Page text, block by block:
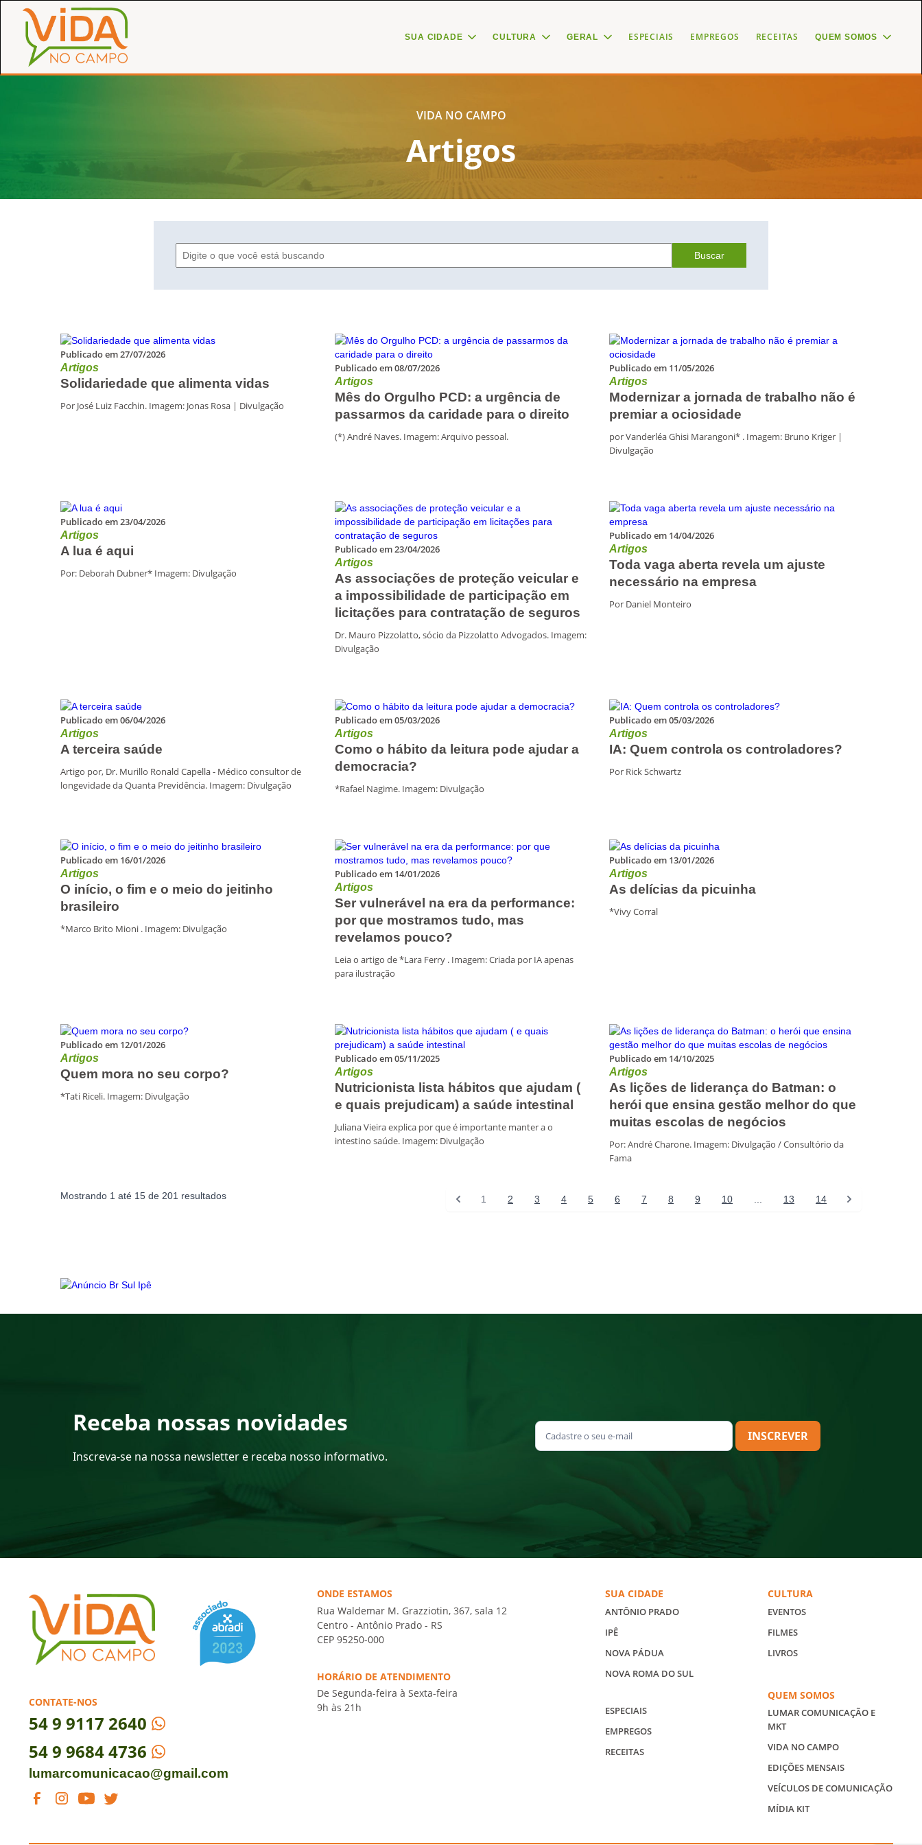
SUA CIDADE CULTURA GERAL ESPECIAIS EMPREGOS RECEITAS QUEM SOMOS
VIDA NO CAMPO
Artigos
Buscar
Publicado em 27/07/2026
Artigos
Solidariedade que alimenta vidas
Por José Luiz Facchin. Imagem: Jonas Rosa | Divulgação
Publicado em 08/07/2026
Artigos
Mês do Orgulho PCD: a urgência de
passarmos da caridade para o direito
(*) André Naves. Imagem: Arquivo pessoal.
Publicado em 11/05/2026
Artigos
Modernizar a jornada de trabalho não é
premiar a ociosidade
por Vanderléa Ghisi Marangoni* . Imagem: Bruno Kriger |
Divulgação
Publicado em 23/04/2026
Artigos
A lua é aqui
Por: Deborah Dubner* Imagem: Divulgação
Publicado em 23/04/2026
Artigos
As associações de proteção veicular e
a impossibilidade de participação em
licitações para contratação de seguros
Dr. Mauro Pizzolatto, sócio da Pizzolatto Advogados. Imagem:
Divulgação
Publicado em 14/04/2026
Artigos
Toda vaga aberta revela um ajuste
necessário na empresa
Por Daniel Monteiro
Publicado em 06/04/2026
Artigos
A terceira saúde
Artigo por, Dr. Murillo Ronald Capella - Médico consultor de
longevidade da Quanta Previdência. Imagem: Divulgação
Publicado em 05/03/2026
Artigos
Como o hábito da leitura pode ajudar a
democracia?
*Rafael Nagime. Imagem: Divulgação
Publicado em 05/03/2026
Artigos
IA: Quem controla os controladores?
Por Rick Schwartz
Publicado em 16/01/2026
Artigos
O início, o fim e o meio do jeitinho
brasileiro
*Marco Brito Mioni . Imagem: Divulgação
Publicado em 14/01/2026
Artigos
Ser vulnerável na era da performance:
por que mostramos tudo, mas
revelamos pouco?
Leia o artigo de *Lara Ferry . Imagem: Criada por IA apenas
para ilustração
Publicado em 13/01/2026
Artigos
As delícias da picuinha
*Vivy Corral
Publicado em 12/01/2026
Artigos
Quem mora no seu corpo?
*Tati Riceli. Imagem: Divulgação
Publicado em 05/11/2025
Artigos
Nutricionista lista hábitos que ajudam (
e quais prejudicam) a saúde intestinal
Juliana Vieira explica por que é importante manter a o
intestino saúde. Imagem: Divulgação
Publicado em 14/10/2025
Artigos
As lições de liderança do Batman: o
herói que ensina gestão melhor do que
muitas escolas de negócios
Por: André Charone. Imagem: Divulgação / Consultório da
Fama
Mostrando 1 até 15 de 201 resultados 1 2 3 4 5 6 7 8 9 10 13 14
Receba nossas novidades
Inscreva-se na nossa newsletter e receba nosso informativo.
INSCREVER
CONTATE-NOS
549 9117 2640
54 9 9684 4736
lumarcomunicacao@gmail.com
ONDE ESTAMOS
Rua Waldemar M. Grazziotin, 367, sala 12
Centro - Antônio Prado - RS
CEP 95250-000
HORÁRIO DE ATENDIMENTO
De Segunda-feira à Sexta-feira
9h às 21h
SUA CIDADE
ANTÔNIO PRADO
IPÊ
NOVA PÁDUA
NOVA ROMA DO SUL
ESPECIAIS
EMPREGOS
RECEITAS
CULTURA
EVENTOS
FILMES
LIVROS
QUEM SOMOS
LUMAR COMUNICAÇÃO E
MKT
VIDA NO CAMPO
EDIÇÕES MENSAIS
VEÍCULOS DE COMUNICAÇÃO
MÍDIA KIT